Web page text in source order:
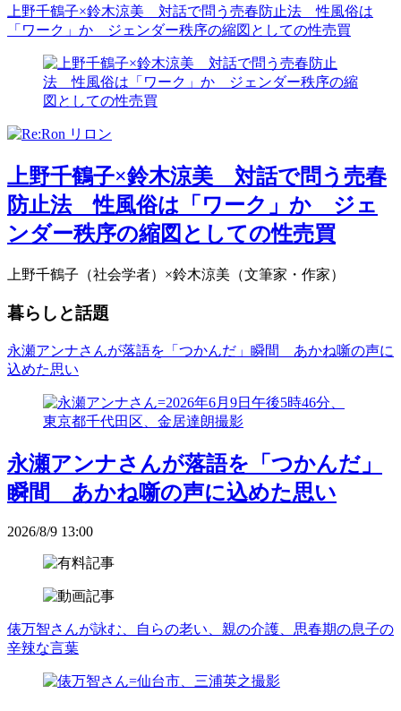
上野千鶴子×鈴木涼美 対話で問う売春防止法 性風俗は
「ワーク」か ジェンダー秩序の縮図としての性売買
上野千鶴子×鈴木涼美 対話で問う売春
防止法 性風俗は「ワーク」か ジェ
ンダー秩序の縮図としての性売買
上野千鶴子（社会学者）×鈴木涼美（文筆家・作家）
暮らしと話題
永瀬アンナさんが落語を「つかんだ」瞬間 あかね噺の声に
込めた思い
永瀬アンナさんが落語を「つかんだ」
瞬間 あかね噺の声に込めた思い
2026/8/9 13:00
俵万智さんが詠む、自らの老い、親の介護、思春期の息子の
辛辣な言葉